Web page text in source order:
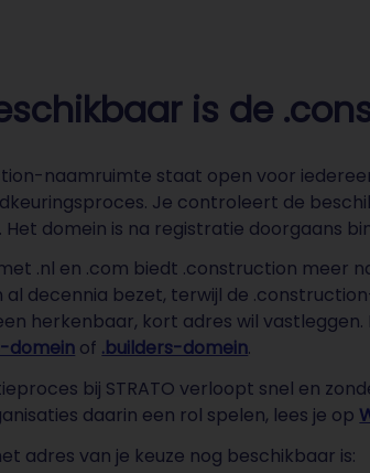
is de
naamruimte staat open voor
Je controleert de
Het domein is na registratie doorgaans
.nl en .com biedt .construction meer
al decennia bezet, terwijl de
herkenbaar, kort adres wil
domein of .builders-domein.
bij STRATO verloopt snel en
daarin een rol spelen, lees je op
adres van je keuze nog beschikbaar is: